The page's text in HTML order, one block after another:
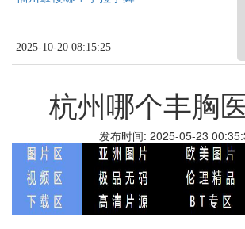
2025-10-20 08:15:25
杭州哪个丰胸
发布时间: 2025-05-23